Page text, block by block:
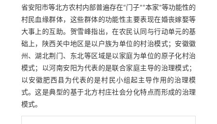
省安阳市等北方农村内部普遍存在“门子”“本家”等功能性的
村民血缘群体，这些群体的功能性主要表现在婚丧嫁娶等
大事上的互助。贺雪峰指出，在农民认同与行动单元的基
础上，陕西关中地区是以户族为单位的村治模式；安徽徽
州、湖北荆门、东北等区域是以家庭为单位的原子化村治
模式；以河南安阳为代表的是联合家庭主导的治理模式；
以安徽肥西县为代表的是村民小组起主导作用的治理模
式。这是典型的基于北方村庄社会分化特点而形成的治理
模式。